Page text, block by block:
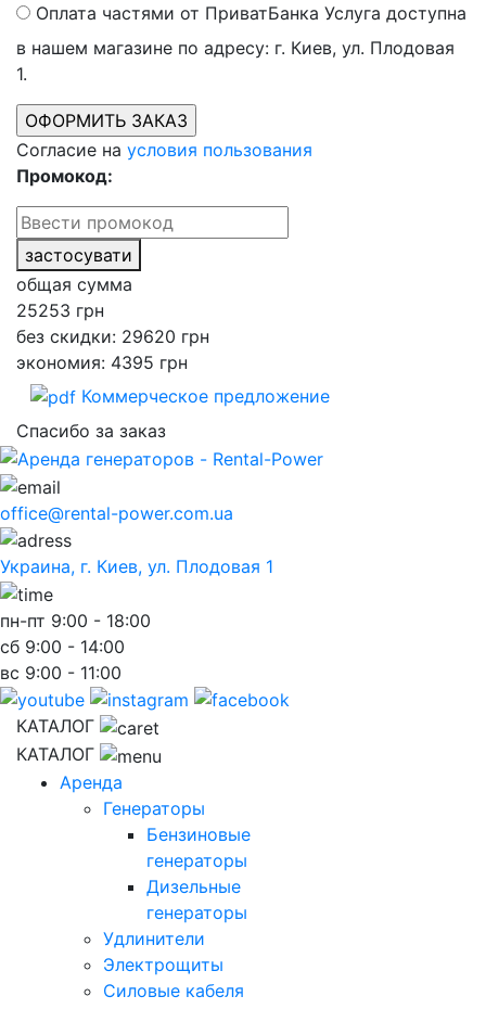
Оплата частями от ПриватБанка Услуга доступна
в нашем магазине по адресу: г. Киев, ул. Плодовая
1.
Согласие на условия пользования
Промокод:
застосувати
общая сумма
25253 грн
без скидки: 29620 грн
экономия: 4395 грн
Коммерческое предложение
Спасибо за заказ
office@rental-power.com.ua
Украина, г. Киев, ул. Плодовая 1
пн-пт 9:00 - 18:00
сб 9:00 - 14:00
вс 9:00 - 11:00
КАТАЛОГ
КАТАЛОГ
Аренда
Генераторы
Бензиновые
генераторы
Дизельные
генераторы
Удлинители
Электрощиты
Силовые кабеля